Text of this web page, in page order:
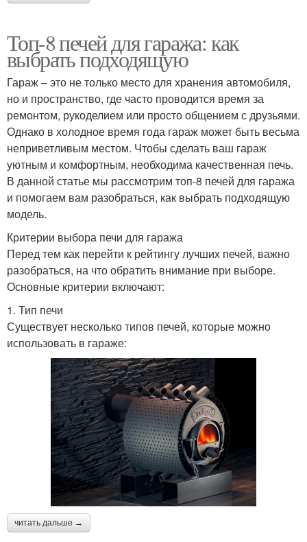
Топ-8 печей для гаража: как
выбрать подходящую
Гараж – это не только место для хранения автомобиля,
но и пространство, где часто проводится время за
ремонтом, рукоделием или просто общением с друзьями.
Однако в холодное время года гараж может быть весьма
неприветливым местом. Чтобы сделать ваш гараж
уютным и комфортным, необходима качественная печь.
В данной статье мы рассмотрим топ-8 печей для гаража
и помогаем вам разобраться, как выбрать подходящую
модель.
Критерии выбора печи для гаража
Перед тем как перейти к рейтингу лучших печей, важно
разобраться, на что обратить внимание при выборе.
Основные критерии включают:
1. Тип печи
Существует несколько типов печей, которые можно
использовать в гараже:
читать дальше →